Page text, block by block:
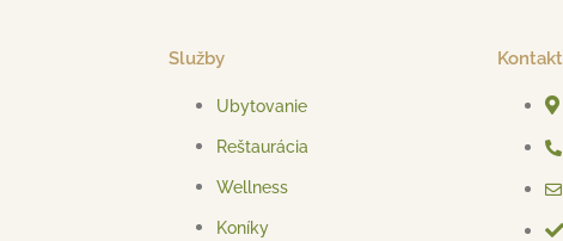
Služby
Ubytovanie
Reštaurácia
Wellness
Koníky
Kontakt